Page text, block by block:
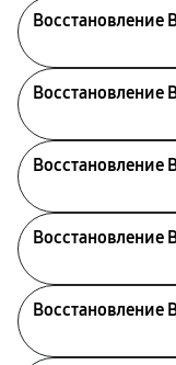
Восстановление
Восстановление
Восстановление
Восстановление
Восстановление